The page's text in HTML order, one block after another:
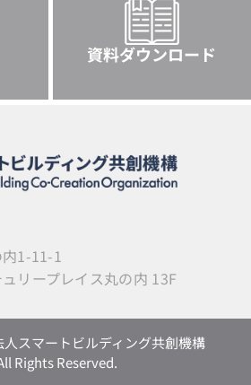
資料ダウンロード
内1-11-1
リープレイス丸の内 13F
スマートビルディング共創機構
Rights Reserved.